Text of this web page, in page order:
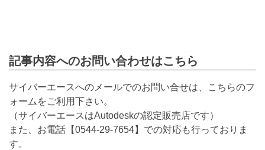
記事内容へのお問い合わせはこちら
サイバーエースへのメールでのお問い合せは、こちらのフ
ォームをご利用下さい。
（サイバーエースはAutodeskの認定販売店です）
また、お電話【0544-29-7654】での対応も行っておりま
す。